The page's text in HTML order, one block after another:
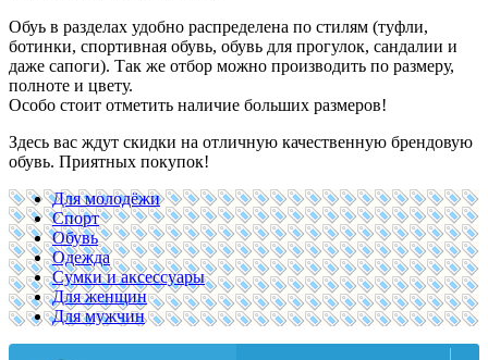
Обуь в разделах удобно распределена по стилям (туфли,
ботинки, спортивная обувь, обувь для прогулок, сандалии и
даже сапоги). Так же отбор можно производить по размеру,
полноте и цвету.
Особо стоит отметить наличие больших размеров!
Здесь вас ждут скидки на отличную качественную брендовую
обувь. Приятных покупок!
Для молодёжи
Спорт
Обувь
Одежда
Сумки и аксессуары
Для женщин
Для мужчин